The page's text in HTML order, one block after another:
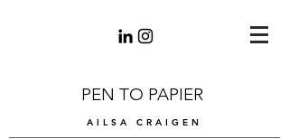
PEN TO PAPIER
AILSA CRAIGEN